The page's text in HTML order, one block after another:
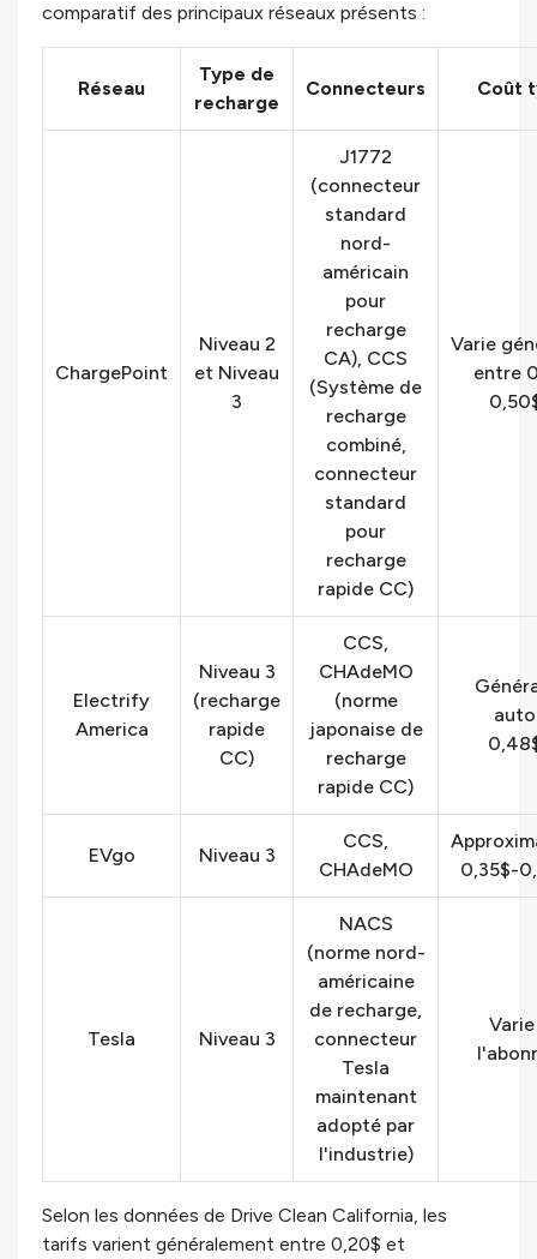
comparatif des principaux réseaux présents :
Réseau
Type de
recharge
Connecteurs Coût
ChargePoint
Niveau 2
et Niveau
3
J1772
(connecteur
standard
nord-
américain
pour
recharge
CA), CCS
(Système de
recharge
combiné,
connecteur
standard
pour
recharge
rapide CC)
Varie
entre
Electrify
America
Niveau 3
(recharge
rapide
CC)
CCS,
CHAdeMO
(norme
japonaise de
recharge
rapide CC)
EVgo Niveau 3
CCS,
CHAdeMO
0,35$-
Tesla Niveau 3
NACS
(norme nord-
américaine
de recharge,
connecteur
Tesla
maintenant
adopté par
l'industrie)
Selon les données de Drive Clean California, les
tarifs varient généralement entre 0,20$ et